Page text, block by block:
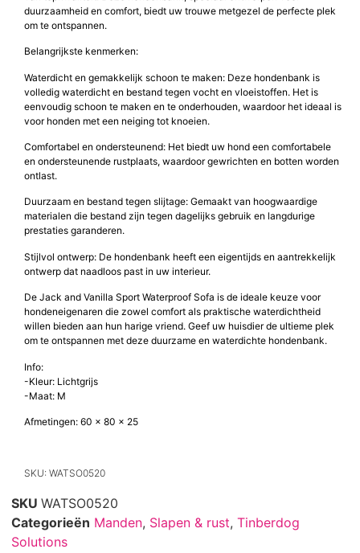
duurzaamheid en comfort, biedt uw trouwe metgezel de perfecte plek
om te ontspannen.
Belangrijkste kenmerken:
Waterdicht en gemakkelijk schoon te maken: Deze hondenbank is
volledig waterdicht en bestand tegen vocht en vloeistoffen. Het is
eenvoudig schoon te maken en te onderhouden, waardoor het ideaal is
voor honden met een neiging tot knoeien.
Comfortabel en ondersteunend: Het biedt uw hond een comfortabele
en ondersteunende rustplaats, waardoor gewrichten en botten worden
ontlast.
Duurzaam en bestand tegen slijtage: Gemaakt van hoogwaardige
materialen die bestand zijn tegen dagelijks gebruik en langdurige
prestaties garanderen.
Stijlvol ontwerp: De hondenbank heeft een eigentijds en aantrekkelijk
ontwerp dat naadloos past in uw interieur.
De Jack and Vanilla Sport Waterproof Sofa is de ideale keuze voor
hondeneigenaren die zowel comfort als praktische waterdichtheid
willen bieden aan hun harige vriend. Geef uw huisdier de ultieme plek
om te ontspannen met deze duurzame en waterdichte hondenbank.
Info:
-Kleur: Lichtgrijs
-Maat: M
Afmetingen: 60 x 80 x 25
SKU: WATSO0520
SKU WATSO0520
Categorieën Manden, Slapen & rust, Tinberdog
Solutions